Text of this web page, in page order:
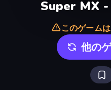
Super MX
このゲーム
他の